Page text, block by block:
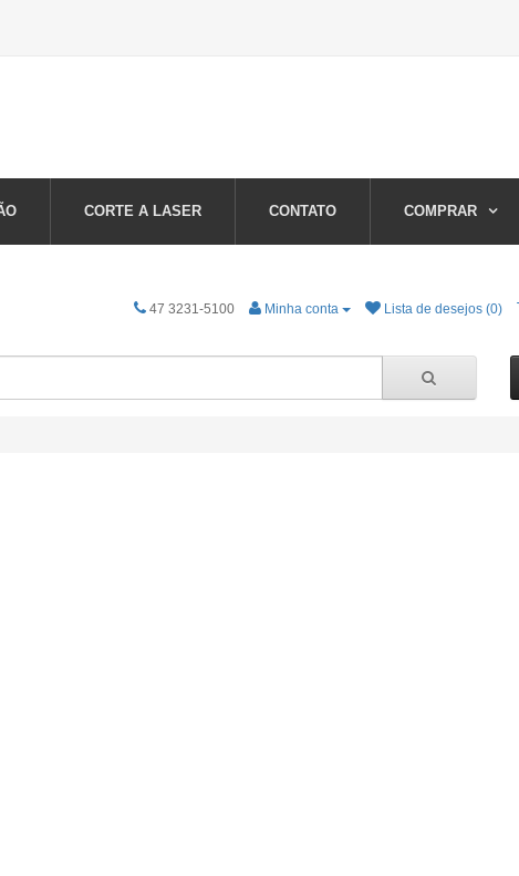
CORTE A LASER CONTATO COMPRAR
47 3231-5100 Minha conta Lista de desejos (0)